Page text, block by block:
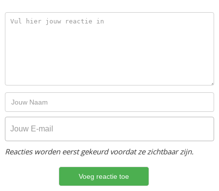
Reacties worden eerst gekeurd voordat ze zichtbaar zijn.